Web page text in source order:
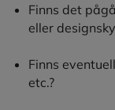
Finns det
eller
Finns
etc.?